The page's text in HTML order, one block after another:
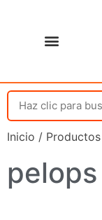
Inicio /
pelops